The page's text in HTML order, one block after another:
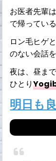
お医者先輩
で帰ってい
ロン毛ヒゲ
のない会話
夜は、昼ま
ひとり
明日も